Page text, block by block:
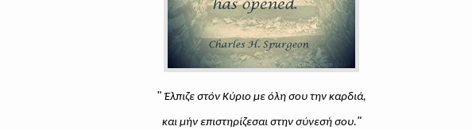
" Έλπιζε στόν Κύριο με όλη σου την καρδιά,
και μήν επιστηρίζεσαι στην σύνεσή σου."